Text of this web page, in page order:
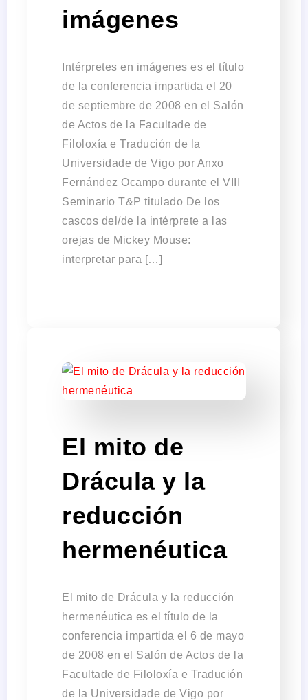
imágenes
Intérpretes en imágenes es el título
de la conferencia impartida el 20
de septiembre de 2008 en el Salón
de Actos de la Facultade de
Filoloxía e Tradución de la
Universidade de Vigo por Anxo
Fernández Ocampo durante el VIII
Seminario T&P titulado De los
cascos del/de la intérprete a las
orejas de Mickey Mouse:
interpretar para […]
El mito de
Drácula y la
reducción
hermenéutica
El mito de Drácula y la reducción
hermenéutica es el título de la
conferencia impartida el 6 de mayo
de 2008 en el Salón de Actos de la
Facultade de Filoloxía e Tradución
de la Universidade de Vigo por